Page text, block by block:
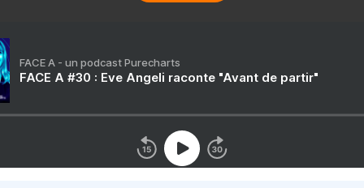
FACE A - un podcast Purecharts
FACE A #30 : Eve Angeli raconte "Avant de partir"